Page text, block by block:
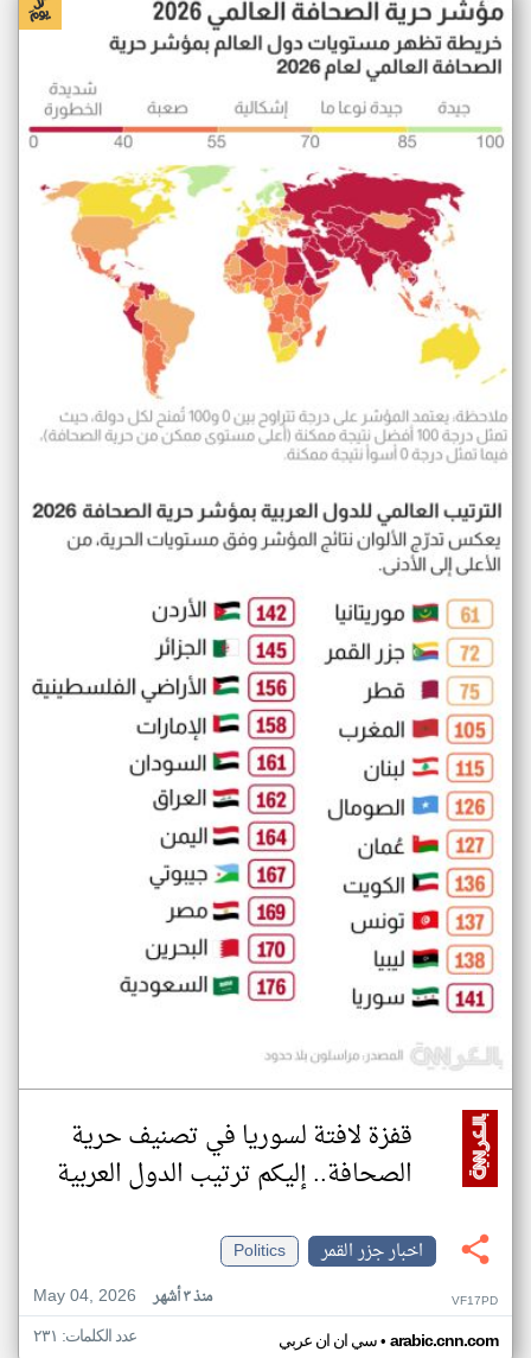
قفزة لافتة لسوريا في تصنيف حرية
الصحافة.. إليكم ترتيب الدول العربية
اخبار جزر القمر
Politics
May 04, 2026
منذ ٣ أشهر VF17PD
سي ان ان عربي• arabic.cnn.com عدد الكلمات: ٢٣١